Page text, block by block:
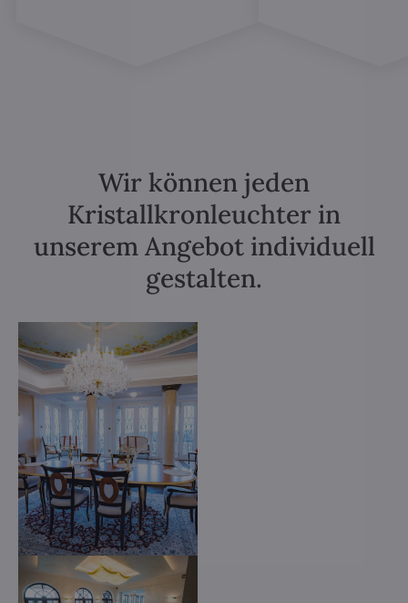
Wir können jeden
Kristallkronleuchter in
unserem Angebot individuell
gestalten.